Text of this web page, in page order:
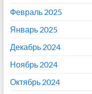
Февраль 2025
Январь 2025
Декабрь 2024
Ноябрь 2024
Октябрь 2024